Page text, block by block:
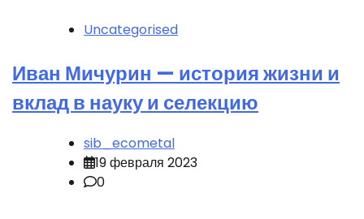
Uncategorised
Иван Мичурин — история жизни и
вклад в науку и селекцию
sib_ecometal
19 февраля 2023
0